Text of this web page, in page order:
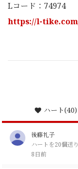
Lコード： 74974
https://l-
ハート(40)
後藤礼子
ハートを20個送
8日前